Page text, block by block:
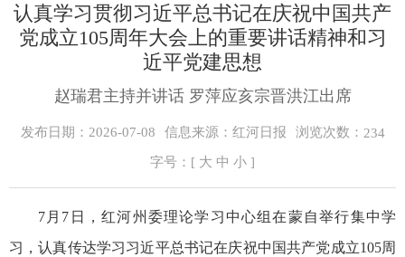
认真学习贯彻习近平总书记在庆祝中国共产
党成立105周年大会上的重要讲话精神和习
近平党建思想
赵瑞君主持并讲话 罗萍应亥宗晋洪江出席
发布日期：2026-07-08 信息来源：红河日报 浏览次数： 234
字号：[ 大 中 小 ]
7月7日，红河州委理论学习中心组在蒙自举行集中学
习，认真传达学习习近平总书记在庆祝中国共产党成立105周